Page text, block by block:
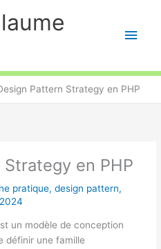
Pattern Strategy en PHP
en PHP
pratique,design pattern,
un modèle de conception
définir une famille